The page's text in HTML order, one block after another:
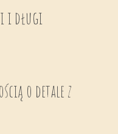
i długi
o detale z